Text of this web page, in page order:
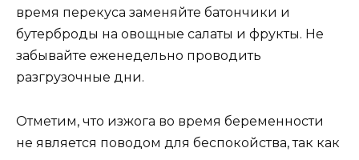
время перекуса заменяйте батончики и
бутерброды на овощные салаты и фрукты. Не
забывайте еженедельно проводить
разгрузочные дни.
Отметим, что изжога во время беременности
не является поводом для беспокойства, так как